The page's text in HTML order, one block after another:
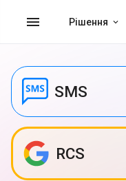
menu Рішення
SMS
RCS